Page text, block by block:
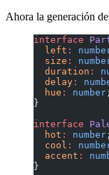
Ahora la generación
interface
  left
:
  size
:
  duration
:
  delay
:
  hue
: number
}
interface
  hot
: number
  cool
:
  accent
:
}